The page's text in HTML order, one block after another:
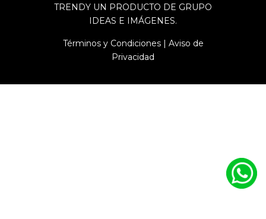
TRENDY UN PRODUCTO DE GRUPO
IDEAS E IMÁGENES.
Términos y Condiciones| Aviso de
Privacidad